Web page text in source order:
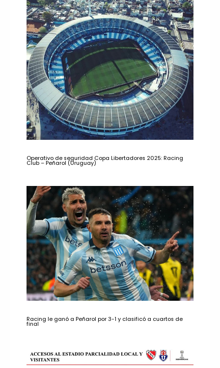
Operativo de seguridad Copa Libertadores 2025: Racing
Club – Peñarol (Uruguay)
Racing le ganó a Peñarol por 3-1 y clasificó a cuartos de
final